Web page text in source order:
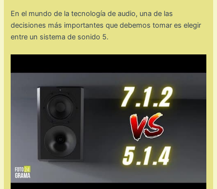
En el mundo de la tecnología de audio, una de las
decisiones más importantes que debemos tomar es elegir
entre un sistema de sonido 5.